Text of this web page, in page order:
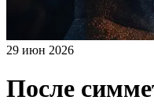
29 июн 2026
После